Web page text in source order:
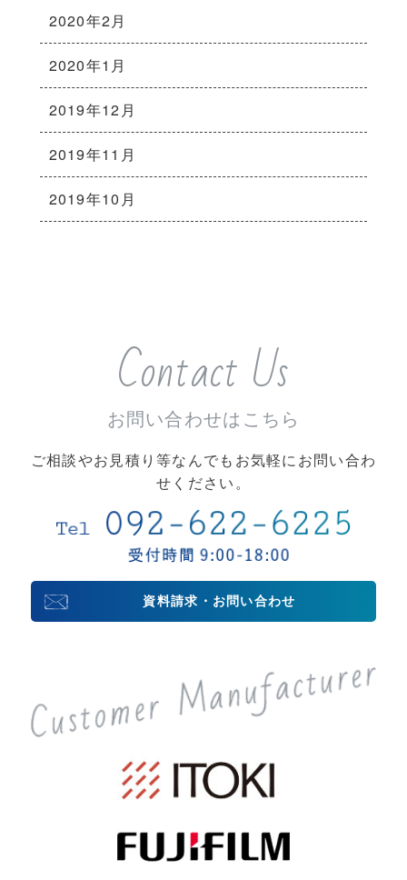
2020年2月
2020年1月
2019年12月
2019年11月
2019年10月
Contact Us
お問い合わせはこちら
ご相談やお見積り等なんでもお気軽にお問い合わ
せください。
資料請求・お問い合わせ